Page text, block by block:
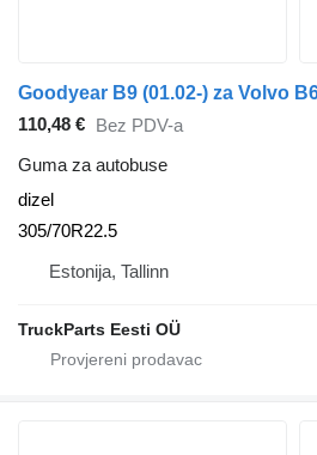
110,48 € Bez PDV-a
Guma za autobuse
dizel
305/70R22.5
Estonija, Tallinn
TruckParts Eesti OÜ